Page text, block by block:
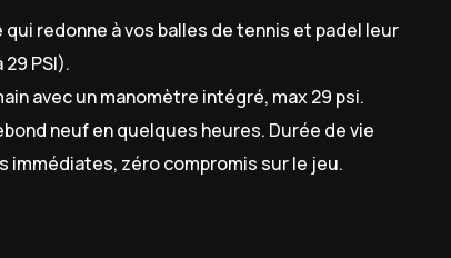
redonne à vos balles de tennis et padel leur
PSI).
avec un manomètre intégré, max 29 psi.
neuf en quelques heures. Durée de vie
immédiates, zéro compromis sur le jeu.